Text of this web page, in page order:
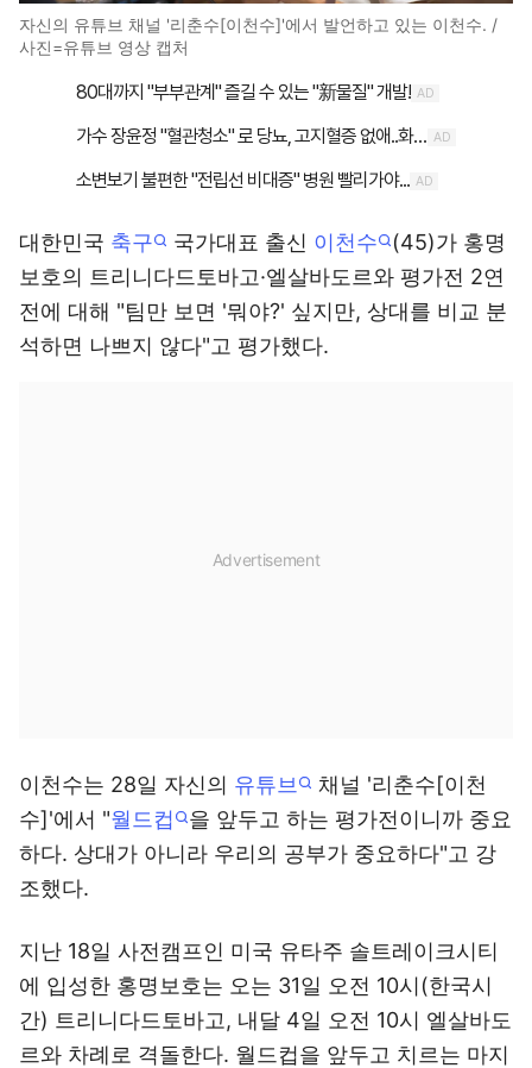
자신의 유튜브 채널 '리춘수[이천수]'에서 발언하고 있는 이천수. /
사진=유튜브 영상 캡처
대한민국 축구 국가대표 출신 이천수
(45)가 홍명
보호의 트리니다드토바고·엘살바도르와 평가전 2연
전에 대해 "팀만 보면 '뭐야?' 싶지만, 상대를 비교 분
석하면 나쁘지 않다"고 평가했다.
이천수는 28일 자신의 유튜브
채널 '리춘수[이천
수]'에서 "월드컵
을 앞두고 하는 평가전이니까 중요
하다. 상대가 아니라 우리의 공부가 중요하다"고 강
조했다.
지난 18일 사전캠프인 미국 유타주 솔트레이크시티
에 입성한 홍명보호는 오는 31일 오전 10시(한국시
간) 트리니다드토바고, 내달 4일 오전 10시 엘살바도
르와 차례로 격돌한다. 월드컵을 앞두고 치르는 마지